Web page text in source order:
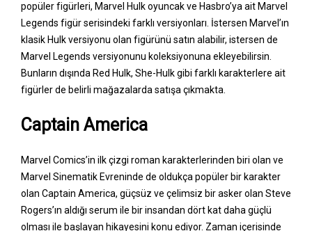
popüler figürleri, Marvel Hulk oyuncak ve Hasbro’ya ait Marvel
Legends figür serisindeki farklı versiyonları. İstersen Marvel’ın
klasik Hulk versiyonu olan figürünü satın alabilir, istersen de
Marvel Legends versiyonunu koleksiyonuna ekleyebilirsin.
Bunların dışında Red Hulk, She-Hulk gibi farklı karakterlere ait
figürler de belirli mağazalarda satışa çıkmakta.
Captain America
Marvel Comics’in ilk çizgi roman karakterlerinden biri olan ve
Marvel Sinematik Evreninde de oldukça popüler bir karakter
olan Captain America, güçsüz ve çelimsiz bir asker olan Steve
Rogers’ın aldığı serum ile bir insandan dört kat daha güçlü
olması ile başlayan hikayesini konu ediyor. Zaman içerisinde